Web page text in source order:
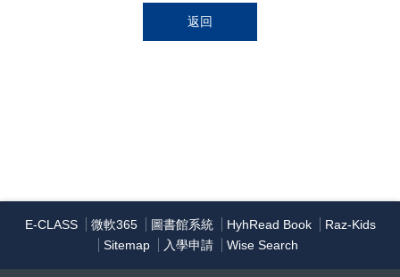
返回
E-CLASS 微軟365 圖書館系統 HyhRead Book
Raz-Kids
Sitemap
入學申請 Wise Search